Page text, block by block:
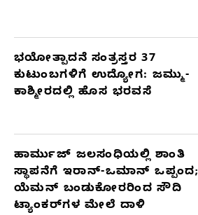
ಭಯೋತ್ಪಾದನೆ ಸಂತ್ರಸ್ತರ 37
ಕುಟುಂಬಗಳಿಗೆ ಉದ್ಯೋಗ: ಜಮ್ಮು-
ಕಾಶ್ಮೀರದಲ್ಲಿ ಹೊಸ ಭರವಸೆ
ಹಾರ್ಮುಜ್ ಜಲಸಂಧಿಯಲ್ಲಿ ಶಾಂತಿ
ಸ್ಥಾಪನೆಗೆ ಇರಾನ್-ಒಮಾನ್ ಒಪ್ಪಂದ;
ಯೆಮನ್ ಬಂಡುಕೋರರಿಂದ ಸೌದಿ
ಟ್ಯಾಂಕರ್‌ಗಳ ಮೇಲೆ ದಾಳಿ